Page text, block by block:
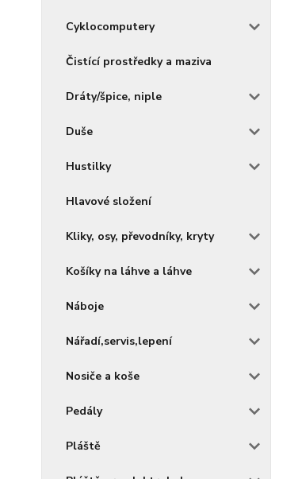
Cyklocomputery
Čistící prostředky a maziva
Dráty/špice, niple
Duše
Hustilky
Hlavové složení
Kliky, osy, převodníky, kryty
Košíky na láhve a láhve
Náboje
Nářadí,servis,lepení
Nosiče a koše
Pedály
Pláště